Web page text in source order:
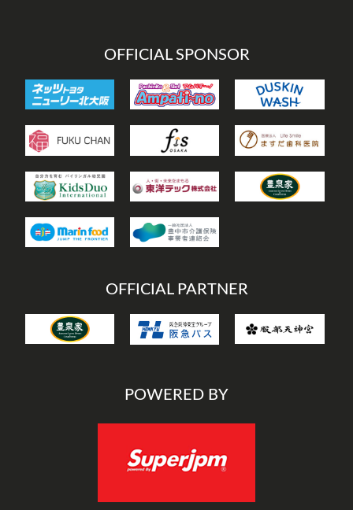
OFFICIAL SPONSOR
OFFICIAL PARTNER
POWERED BY